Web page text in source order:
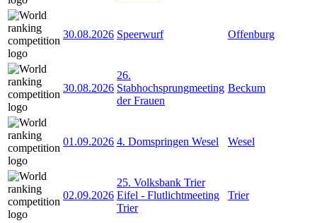
30.08.2026 Speerwurf Offenburg
30.08.2026
26.
Stabhochsprungmeeting
der Frauen
Beckum
01.09.2026 4. Domspringen Wesel Wesel
02.09.2026
25. Volksbank Trier
Eifel - Flutlichtmeeting
Trier
Trier